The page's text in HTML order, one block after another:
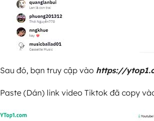
Sau đó, bạn truy cập vào https://
Paste (Dán) link video Tiktok đã copy